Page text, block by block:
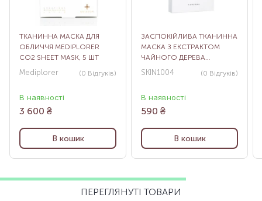
ТКАНИННА МАСКА ДЛЯ
ОБЛИЧЧЯ MEDIPLORER
CO2 SHEET MASK, 5 ШТ
Mediplorer (0 Відгуків)
В наявності
3 600 ₴
В кошик
ЗАСПОКІЙЛИВА ТКАНИННА
МАСКА З ЕКСТРАКТОМ
ЧАЙНОГО ДЕРЕВА
CENTELLA TEA-TRICA
RELAXING MASK, 5 ШТ
SKIN1004 (0 Відгуків)
В наявності
590 ₴
В кошик
ПЕРЕГЛЯНУТІ ТОВАРИ